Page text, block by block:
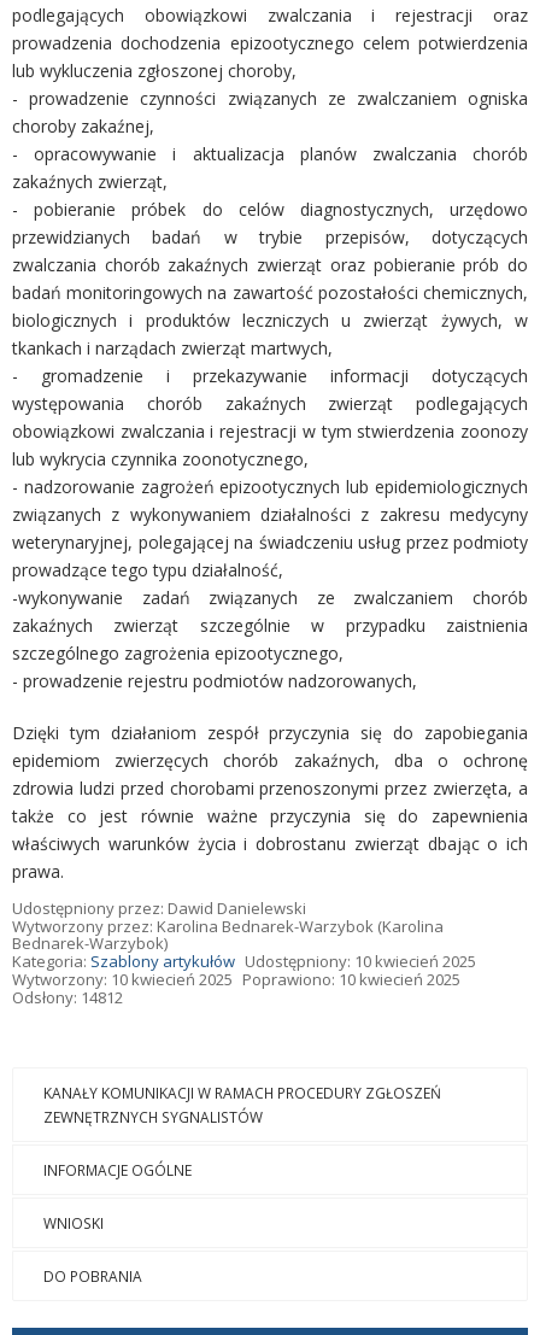
podlegających obowiązkowi zwalczania i rejestracji oraz
prowadzenia dochodzenia epizootycznego celem potwierdzenia
lub wykluczenia zgłoszonej choroby,
- prowadzenie czynności związanych ze zwalczaniem ogniska
choroby zakaźnej,
- opracowywanie i aktualizacja planów zwalczania chorób
zakaźnych zwierząt,
- pobieranie próbek do celów diagnostycznych, urzędowo
przewidzianych badań w trybie przepisów, dotyczących
zwalczania chorób zakaźnych zwierząt oraz pobieranie prób do
badań monitoringowych na zawartość pozostałości chemicznych,
biologicznych i produktów leczniczych u zwierząt żywych, w
tkankach i narządach zwierząt martwych,
- gromadzenie i przekazywanie informacji dotyczących
występowania chorób zakaźnych zwierząt podlegających
obowiązkowi zwalczania i rejestracji w tym stwierdzenia zoonozy
lub wykrycia czynnika zoonotycznego,
- nadzorowanie zagrożeń epizootycznych lub epidemiologicznych
związanych z wykonywaniem działalności z zakresu medycyny
weterynaryjnej, polegającej na świadczeniu usług przez podmioty
prowadzące tego typu działalność,
-wykonywanie zadań związanych ze zwalczaniem chorób
zakaźnych zwierząt szczególnie w przypadku zaistnienia
szczególnego zagrożenia epizootycznego,
- prowadzenie rejestru podmiotów nadzorowanych,
Dzięki tym działaniom zespół przyczynia się do zapobiegania
epidemiom zwierzęcych chorób zakaźnych, dba o ochronę
zdrowia ludzi przed chorobami przenoszonymi przez zwierzęta, a
także co jest równie ważne przyczynia się do zapewnienia
właściwych warunków życia i dobrostanu zwierząt dbając o ich
prawa.
Udostępniony przez: Dawid Danielewski
Wytworzony przez: Karolina Bednarek-Warzybok (Karolina
Bednarek-Warzybok)
Kategoria: Szablony artykułów Udostępniony: 10 kwiecień 2025
Wytworzony: 10 kwiecień 2025 Poprawiono: 10 kwiecień 2025
Odsłony: 14812
KANAŁY KOMUNIKACJI W RAMACH PROCEDURY ZGŁOSZEŃ
ZEWNĘTRZNYCH SYGNALISTÓW
INFORMACJE OGÓLNE
WNIOSKI
DO POBRANIA